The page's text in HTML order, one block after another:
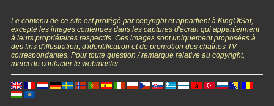
Le contenu de ce site est protégé par copyright et appartient à KingOfSat,
excepté les images contenues dans les captures d'écran qui appartiennent
à leurs propriétaires respectifs. Ces images sont uniquement proposées à
des fins d'illustration, d'identification et de promotion des chaînes TV
correspondantes. Pour toute question / remarque relative au copyright,
merci de contacter le webmaster.